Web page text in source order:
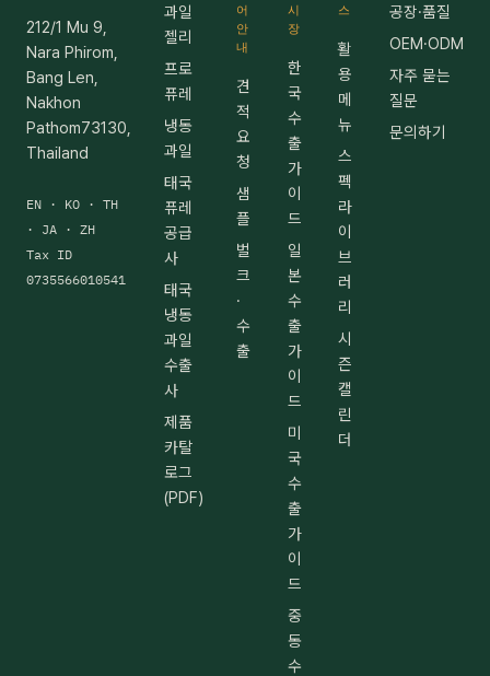
212/1 Mu 9,
Nara Phirom,
Bang Len,
Nakhon
Pathom73130,
Thailand
EN · KO · TH
· JA · ZH
Tax ID
0735566010541
과일
젤리
프로
퓨레
냉동
과일
태국
퓨레
공급
사
태국
냉동
과일
수출
사
제품
카탈
로그
(PDF)
어
안
내
견
적
요
청
샘
플
벌
크
·
수
출
시
장
한
국
수
출
가
이
드
일
본
수
출
가
이
드
미
국
수
출
가
이
드
중
동
수
스
활
용
메
뉴
스
펙
라
이
브
러
리
시
즌
캘
린
더
공장·품질
OEM·ODM
자주 묻는
질문
문의하기